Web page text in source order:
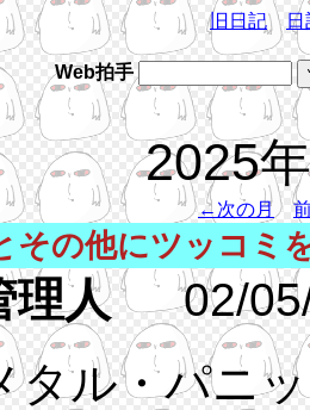
旧日記
Web拍手
2025
←次の月
その他にツッコミ
理人02/05/
ル・パニ